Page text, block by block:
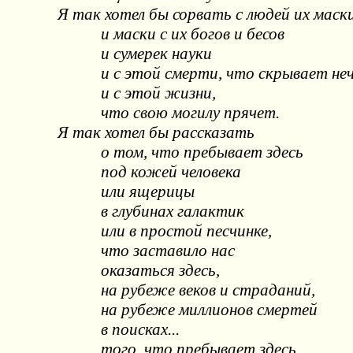
Я так хотел бы сорвать с людей их
и маски с их богов и бесов
и сумерек науки
и с этой смерти, что скрывает
и с этой жизни,
что свою могилу прячет.
Я так хотел бы рассказать
о том, что пребывает здесь
под кожей человека
или ящерицы
в глубинах галактик
или в простой песчинке,
что заставило нас
оказаться здесь,
на рубеже веков и страданий,
на рубеже миллионов смертей
в поисках...
того, что пребывает здесь.